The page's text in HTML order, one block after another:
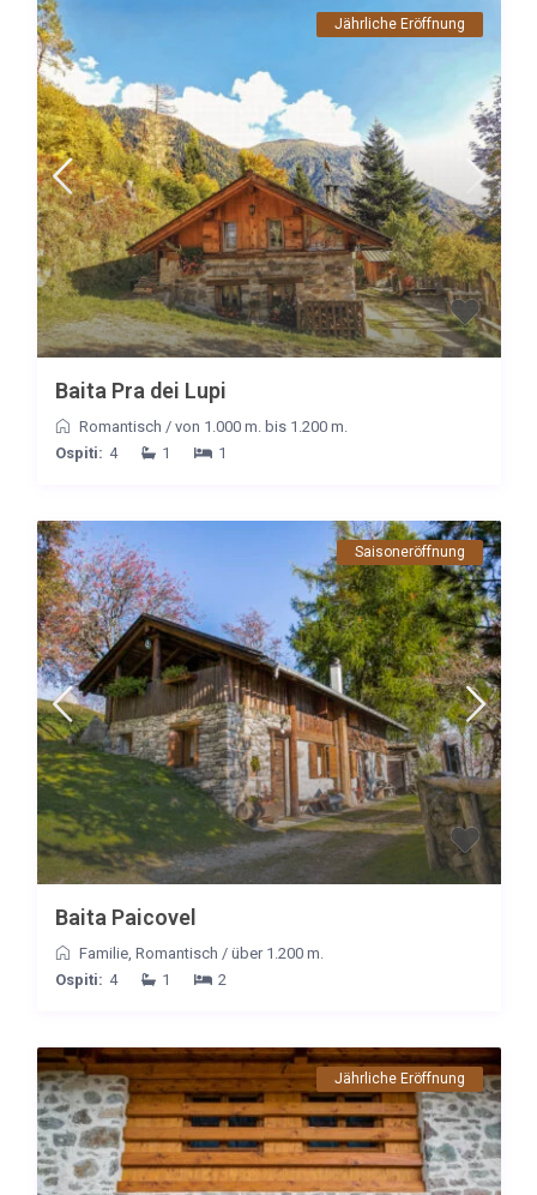
Jährliche Eröffnung
Baita Pra dei Lupi
Romantisch / von 1.000 m. bis 1.200 m.
Ospiti: 4 1 1
Saisoneröffnung
Baita Paicovel
Familie, Romantisch / über 1.200 m.
Ospiti: 4 1 2
Jährliche Eröffnung